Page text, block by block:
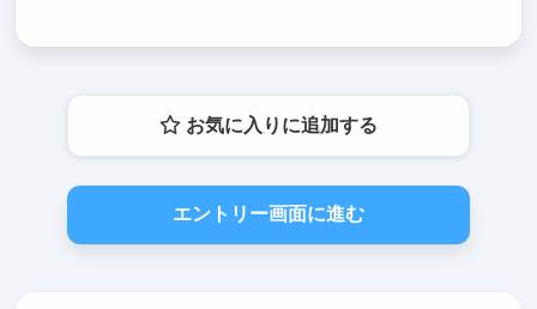
お気に入りに追加する
エントリー画面に進む